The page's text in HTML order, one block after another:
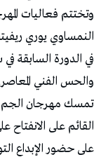
النمساوي يوري
في الدورة السابقة في
والحس الفني
تمسك مهرجان الجم
القائم على الانفتاح
على حضور الإبداع